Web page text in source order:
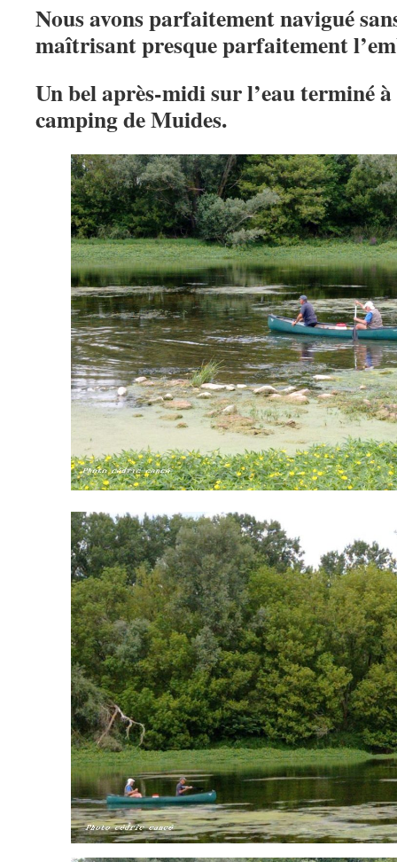
Nous avons parfaitement navigué
maîtrisant presque parfaitement
Un bel après-midi sur l’eau terminé
camping de Muides.